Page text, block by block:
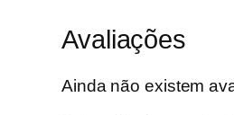
Avaliações
Ainda não existem